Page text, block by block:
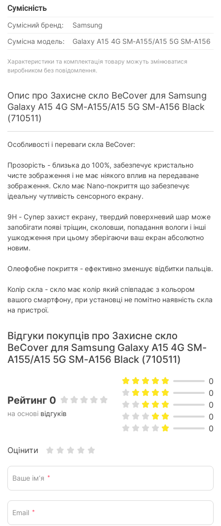
Сумісність
Сумісний бренд:
Samsung
Сумісна модель:
Galaxy A15 4G SM-A155/A15 5G SM-A156
Характеристики та комплектація товару можуть змінюватися
виробником без повідомлення.
Опис про Захисне скло BeCover для Samsung
Galaxy A15 4G SM-A155/A15 5G SM-A156 Black
(710511)
Особливості і переваги скла BeCover:
Прозорість - близька до 100%, забезпечує кристально
чисте зображення і не має ніякого вплив на передаване
зображення. Скло має Nano-покриття що забезпечує
ідеальну чутливість сенсорного екрану.
9H - Супер захист екрану, твердий поверхневий шар може
запобігати появі тріщин, сколовши, попадання вологи і інші
ушкодження при цьому зберігаючи ваш екран абсолютно
новим.
Олеофобне покриття - ефективно зменшує відбитки пальців.
Колір скла - скло має колір який співпадає з кольором
вашого смартфону, при установці не помітно наявність скла
на пристрої.
Відгуки покупців про Захисне скло
BeCover для Samsung Galaxy A15 4G SM-
A155/A15 5G SM-A156 Black (710511)
Рейтинг 0
на основі відгуків
0
0
0
0
0
Оцінити
Ваше ім’я *
Email *